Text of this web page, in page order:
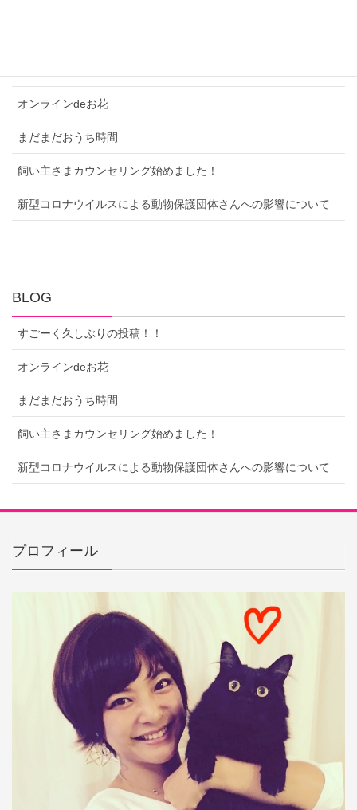
オンラインdeお花
まだまだおうち時間
飼い主さまカウンセリング始めました！
新型コロナウイルスによる動物保護団体さんへの影響について
BLOG
すごーく久しぶりの投稿！！
オンラインdeお花
まだまだおうち時間
飼い主さまカウンセリング始めました！
新型コロナウイルスによる動物保護団体さんへの影響について
プロフィール